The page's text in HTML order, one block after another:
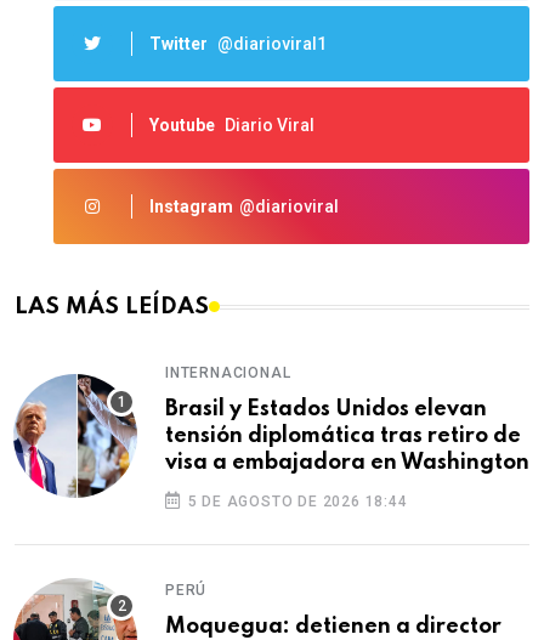
Twitter @diarioviral1
Youtube Diario Viral
Instagram @diarioviral
LAS MÁS LEÍDAS
INTERNACIONAL
Brasil y Estados Unidos elevan
tensión diplomática tras retiro de
visa a embajadora en Washington
5 DE AGOSTO DE 2026 18:44
PERÚ
Moquegua: detienen a director